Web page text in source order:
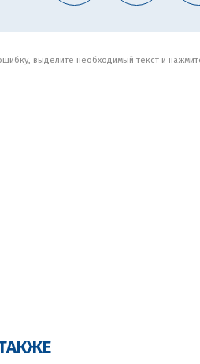
выделите необходимый текст и